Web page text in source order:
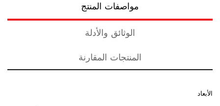
مواصفات المنتج
الوثائق والأدلة
المنتجات المقارنة
الأبعاد